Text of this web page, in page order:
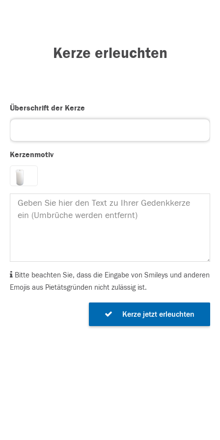
Kerze erleuchten
Überschrift der Kerze
Kerzenmotiv
Bitte beachten Sie, dass die Eingabe von Smileys und anderen
Emojis aus Pietätsgründen nicht zulässig ist.
Kerze jetzt erleuchten